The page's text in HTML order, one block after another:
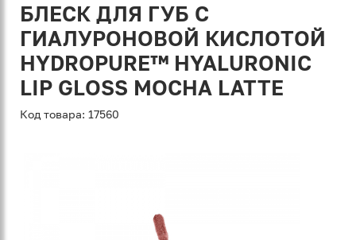
БЛЕСК ДЛЯ ГУБ С
ГИАЛУРОНОВОЙ КИСЛОТОЙ
HYDROPURE™ HYALURONIC
LIP GLOSS MOCHA LATTE
Код товара: 17560